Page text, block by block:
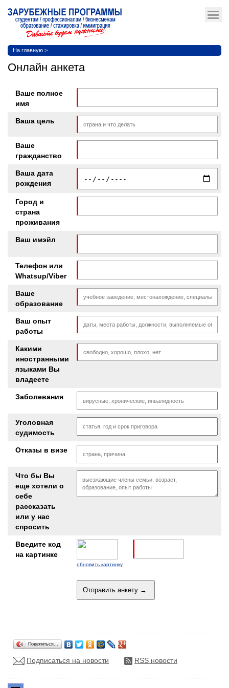
На главную >
Онлайн анкета
Ваше полное
имя
Ваша цель
Ваше
гражданство
Ваша дата
рождения
Город и
страна
проживания
Ваш имэйл
Телефон или
Whatsup/Viber
Ваше
образование
Ваш опыт
работы
Какими
иностранными
языками Вы
владеете
Заболевания
Уголовная
судимость
Отказы в визе
Что бы Вы
еще хотели о
себе
рассказать
или у нас
спросить
Введите код
на картинке
обновить картинку
Поделиться…
Подписаться на новости RSS новости